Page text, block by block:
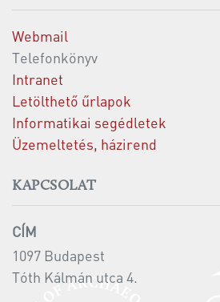
Webmail
Telefonkönyv
Intranet
Letölthető űrlapok
Informatikai segédletek
Üzemeltetés, házirend
KAPCSOLAT
CÍM
1097 Budapest
Tóth Kálmán utca 4.